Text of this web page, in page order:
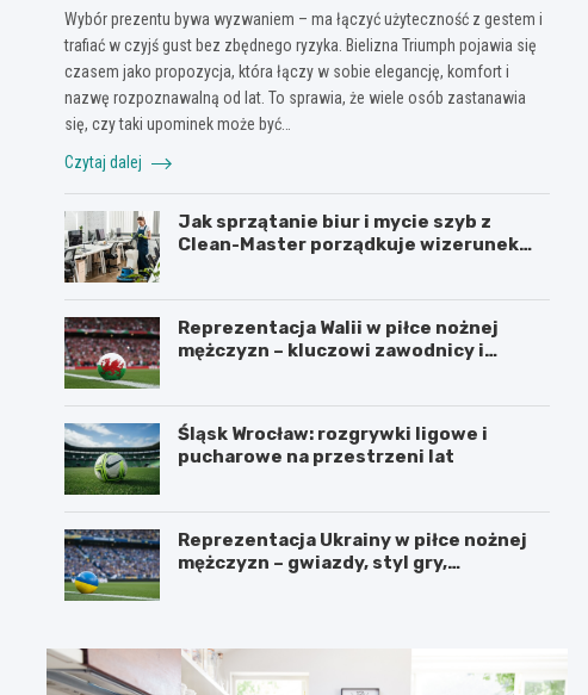
Wybór prezentu bywa wyzwaniem – ma łączyć użyteczność z gestem i
trafiać w czyjś gust bez zbędnego ryzyka. Bielizna Triumph pojawia się
czasem jako propozycja, która łączy w sobie elegancję, komfort i
nazwę rozpoznawalną od lat. To sprawia, że wiele osób zastanawia
się, czy taki upominek może być…
Czytaj dalej
Jak sprzątanie biur i mycie szyb z
Clean-Master porządkuje wizerunek
Reprezentacja Walii w piłce nożnej
mężczyzn – kluczowi zawodnicy i
Śląsk Wrocław: rozgrywki ligowe i
pucharowe na przestrzeni lat
Reprezentacja Ukrainy w piłce nożnej
mężczyzn – gwiazdy, styl gry,